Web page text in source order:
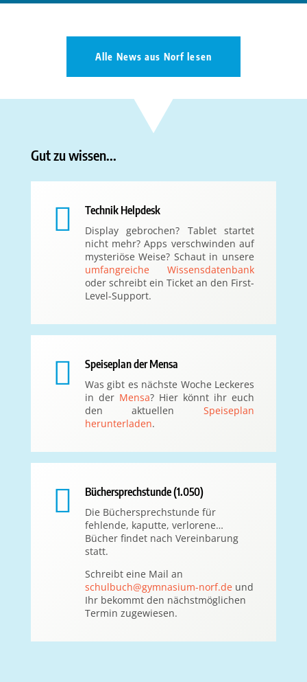
Alle News aus Norf lesen
Gut zu wissen...
 Technik Helpdesk
Display gebrochen? Tablet startet
nicht mehr? Apps verschwinden auf
mysteriöse Weise? Schaut in unsere
umfangreiche Wissensdatenbank
oder schreibt ein Ticket an den First-
Level-Support.
 Speiseplan der Mensa
Was gibt es nächste Woche Leckeres
in der Mensa? Hier könnt ihr euch
den aktuellen Speiseplan
herunterladen.
 Büchersprechstunde (1.050)
Die Büchersprechstunde für
fehlende, kaputte, verlorene…
Bücher findet nach Vereinbarung
statt.
Schreibt eine Mail an
schulbuch@gymnasium-norf.deund
Ihr bekommt den nächstmöglichen
Termin zugewiesen.